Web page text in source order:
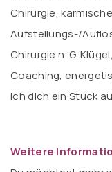
Chirurgie,
Aufstellungs-/
Chirurgie n. G.
Coaching,
ich dich ein Stück
Weitere